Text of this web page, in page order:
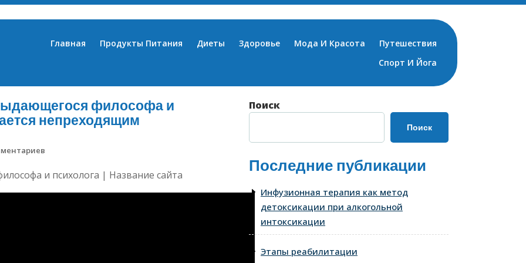
Главная Продукты Питания Диеты Здоровье Мода И Красота
Путешествия
Спорт И Йога
философа и
непреходящим
Поиск
Поиск
Последние публикации
Инфузионная терапия как метод
детоксикации при алкогольной
интоксикации
Этапы реабилитации